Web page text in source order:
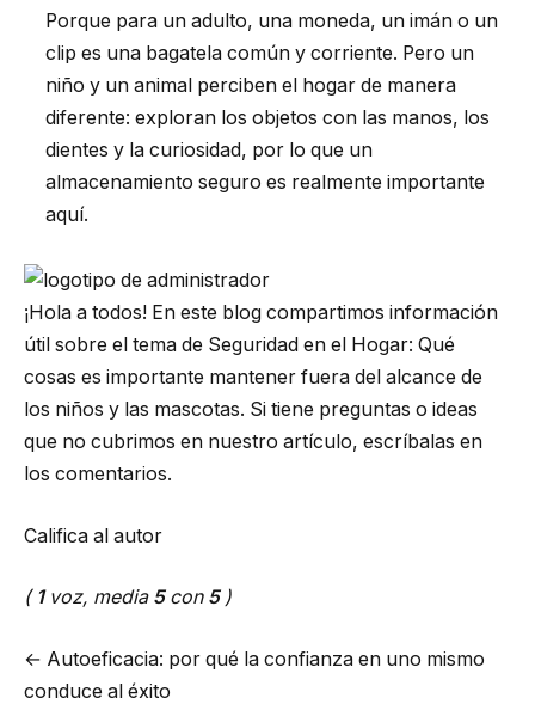
Porque para un adulto, una moneda, un imán o un
clip es una bagatela común y corriente. Pero un
niño y un animal perciben el hogar de manera
diferente: exploran los objetos con las manos, los
dientes y la curiosidad, por lo que un
almacenamiento seguro es realmente importante
aquí.
¡Hola a todos! En este blog compartimos información
útil sobre el tema de Seguridad en el Hogar: Qué
cosas es importante mantener fuera del alcance de
los niños y las mascotas. Si tiene preguntas o ideas
que no cubrimos en nuestro artículo, escríbalas en
los comentarios.
Califica al autor
( 1voz, media 5con 5)
← Autoeficacia: por qué la confianza en uno mismo
conduce al éxito